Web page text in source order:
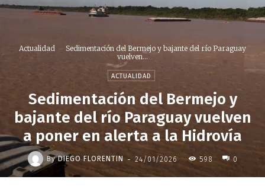
Actualidad
Sedimentación del Bermejo y bajante del río Paraguay
vuelven...
ACTUALIDAD
Sedimentación del Bermejo y
bajante del río Paraguay vuelven
a poner en alerta a la Hidrovía
By DIEGO FLORENTIN - 24/01/2026 598 0